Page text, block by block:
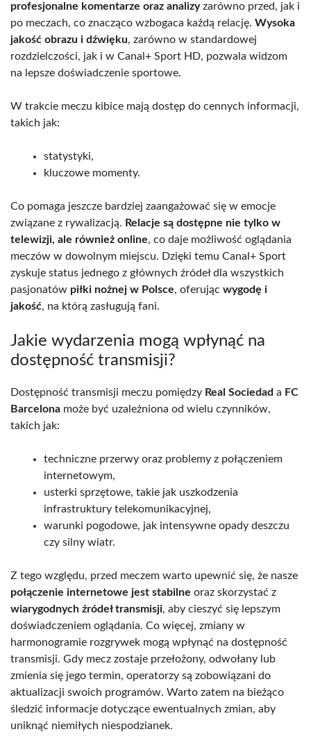
profesjonalne komentarze oraz analizyzarówno przed, jak i
po meczach, co znacząco wzbogaca każdą relację. Wysoka
jakość obrazu i dźwięku, zarówno w standardowej
rozdzielczości, jak i w Canal+ Sport HD, pozwala widzom
na lepsze doświadczenie sportowe.
W trakcie meczu kibice mają dostęp do cennych informacji,
takich jak:
statystyki,
kluczowe momenty.
Co pomaga jeszcze bardziej zaangażować się w emocje
związane z rywalizacją. Relacje są dostępne nie tylko w
telewizji, ale również online, co daje możliwość oglądania
meczów w dowolnym miejscu. Dzięki temu Canal+ Sport
zyskuje status jednego z głównych źródeł dla wszystkich
pasjonatów piłki nożnej w Polsce, oferując wygodę i
jakość, na którą zasługują fani.
Jakie wydarzenia mogą wpłynąć na
dostępność transmisji?
Dostępność transmisji meczu pomiędzy Real Sociedad a FC
Barcelona może być uzależniona od wielu czynników,
takich jak:
techniczne przerwy oraz problemy z połączeniem
internetowym,
usterki sprzętowe, takie jak uszkodzenia
infrastruktury telekomunikacyjnej,
warunki pogodowe, jak intensywne opady deszczu
czy silny wiatr.
Z tego względu, przed meczem warto upewnić się, że nasze
połączenie internetowe jest stabilne oraz skorzystać z
wiarygodnych źródeł transmisji, aby cieszyć się lepszym
doświadczeniem oglądania. Co więcej, zmiany w
harmonogramie rozgrywek mogą wpłynąć na dostępność
transmisji. Gdy mecz zostaje przełożony, odwołany lub
zmienia się jego termin, operatorzy są zobowiązani do
aktualizacji swoich programów. Warto zatem na bieżąco
śledzić informacje dotyczące ewentualnych zmian, aby
uniknąć niemiłych niespodzianek.